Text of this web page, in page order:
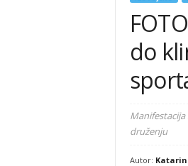
do
druženju
Autor: